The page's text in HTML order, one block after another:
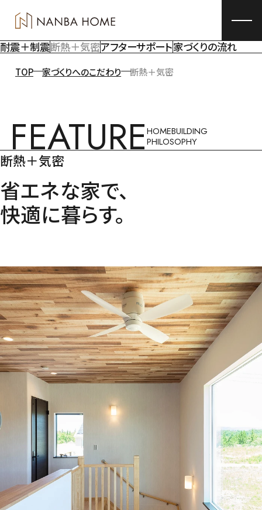
耐震＋制震断熱＋気密アフターサポート家づくりの流れ
TOP 家づくりへのこだわり 断熱＋気密
FEATUREHOMEBUILDING
PHILOSOPHY
断熱＋気密
省エネな家で、
快適に暮らす。